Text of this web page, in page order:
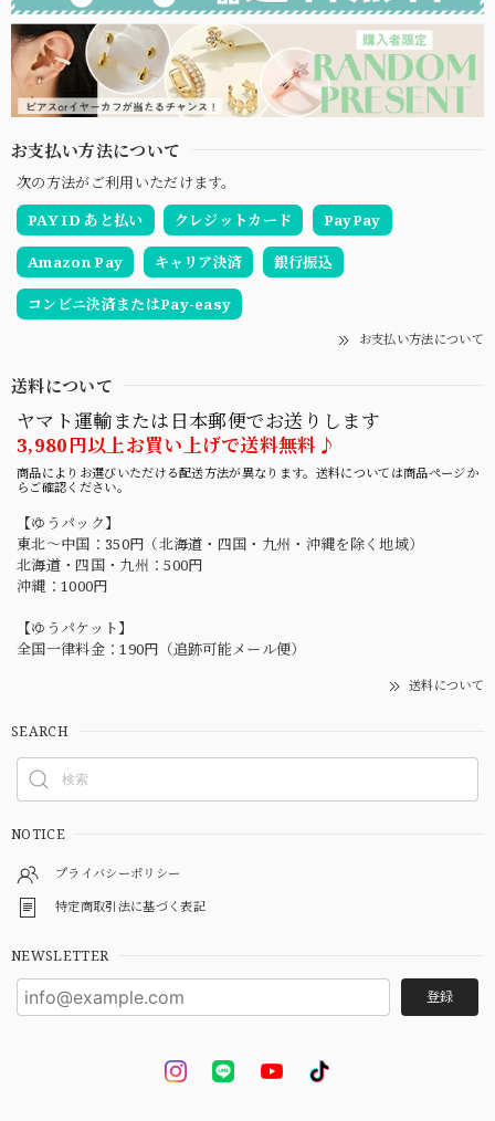
お支払い方法について
次の方法がご利用いただけます。
PAY ID あと払い
クレジットカード PayPay
Amazon Pay キャリア決済 銀行振込
コンビニ決済またはPay-easy
お支払い方法について
送料について
ヤマト運輸または日本郵便でお送りします
3,980円以上お買い上げで送料無料♪
商品によりお選びいただける配送方法が異なります。送料については商品ページか
らご確認ください。
【ゆうパック】
東北〜中国：350円（北海道・四国・九州・沖縄を除く地域）
北海道・四国・九州：500円
沖縄：1000円
【ゆうパケット】
全国一律料金：190円（追跡可能メール便）
送料について
SEARCH
NOTICE
プライバシーポリシー
特定商取引法に基づく表記
NEWSLETTER
登録